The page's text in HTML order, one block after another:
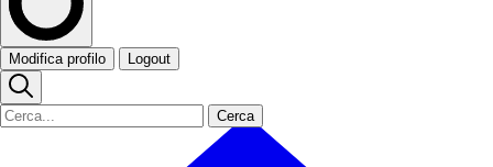
Modifica profilo Logout
Cerca